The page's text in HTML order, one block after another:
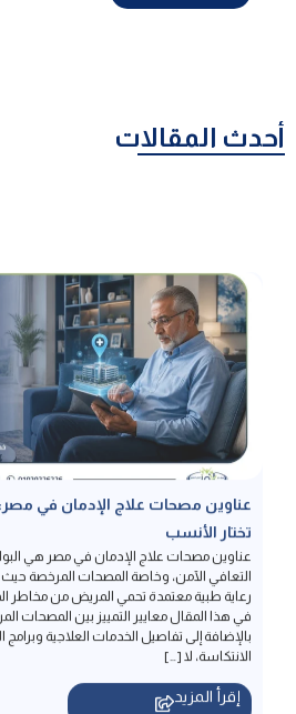
أحدث المقالات
عناوين مصحات علاج الإدمان في مصر:
تختار الأنسب
عناوين مصحات علاج الإدمان في مصر هي
التعافي الآمن، وخاصة المصحات المرخصة
رعاية طبية معتمدة تحمي المريض من مخاطر
في هذا المقال معايير التمييز بين المصحات
بالإضافة إلى تفاصيل الخدمات العلاجية
الانتكاسة، لا […]
إقرأ المزيد